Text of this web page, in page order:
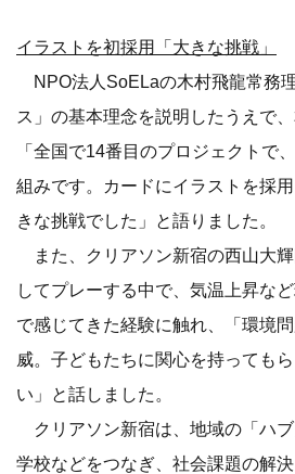
イラストを初採用「大きな挑戦」
NPO法人SoELaの木村飛龍常務
ス」の基本理念を説明したうえで
「全国で14番目のプロジェクトで
組みです。カードにイラストを採
きな挑戦でした」と語りました。
また、クリアソン新宿の西山大
してプレーする中で、気温上昇な
で感じてきた経験に触れ、「環境
威。子どもたちに関心を持っても
い」と話しました。
クリアソン新宿は、地域の「ハブ
学校などをつなぎ、社会課題の解